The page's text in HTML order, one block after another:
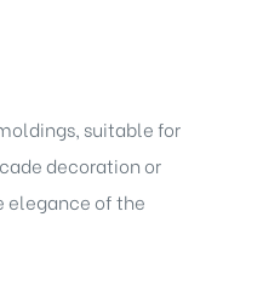
, suitable for
decoration or
elegance of the